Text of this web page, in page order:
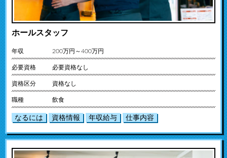
ホールスタッフ
年収 200万円～400万円
必要資格 必要資格なし
資格区分 資格なし
職種 飲食
なるには 資格情報 年収給与 仕事内容